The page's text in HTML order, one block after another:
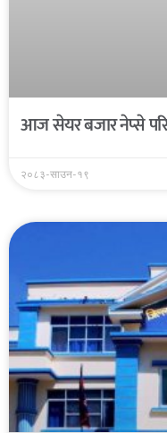
आज सेयर बजार नेप्से
२०८३-साउन-१९